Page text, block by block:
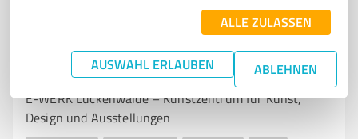
ALLE ZULASSEN
AUSWAHL ERLAUBEN ABLEHNEN
Events & Entertainment
E-WERK Luckenwalde
E-WERK Luckenwalde – Kunstzentrum für Kunst,
Design und Ausstellungen